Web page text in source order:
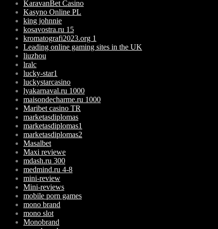
KaravanBet Casino
Kasyno Online PL
king johnnie
kosavostra.ru 15
kromatografi2023.org 1
Leading online gaming sites in the UK
liuzhou
lralc
lucky-star1
luckystarcasino
lyakarnaval.ru 1000
maisondecharme.ru 1000
Maribet casino TR
marketasdiplomas
marketasdiplomas1
marketasdiplomas2
Masalbet
Maxi reviewe
mdash.ru 300
medmind.ru 4-8
mini-review
Mini-reviews
mobile porn games
mono brand
mono slot
Monobrand